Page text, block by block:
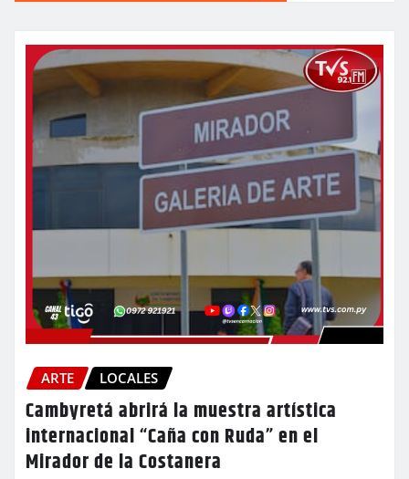
ARTE LOCALES
Cambyretá abrirá la muestra artística
internacional “Caña con Ruda” en el
Mirador de la Costanera